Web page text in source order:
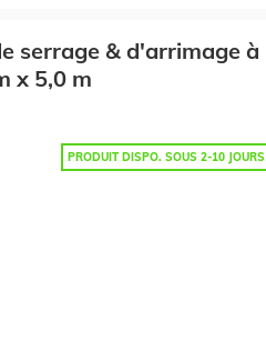
serrage & d'arrimage à
x 5,0 m
PRODUIT DISPO. SOUS 2-10 JOURS